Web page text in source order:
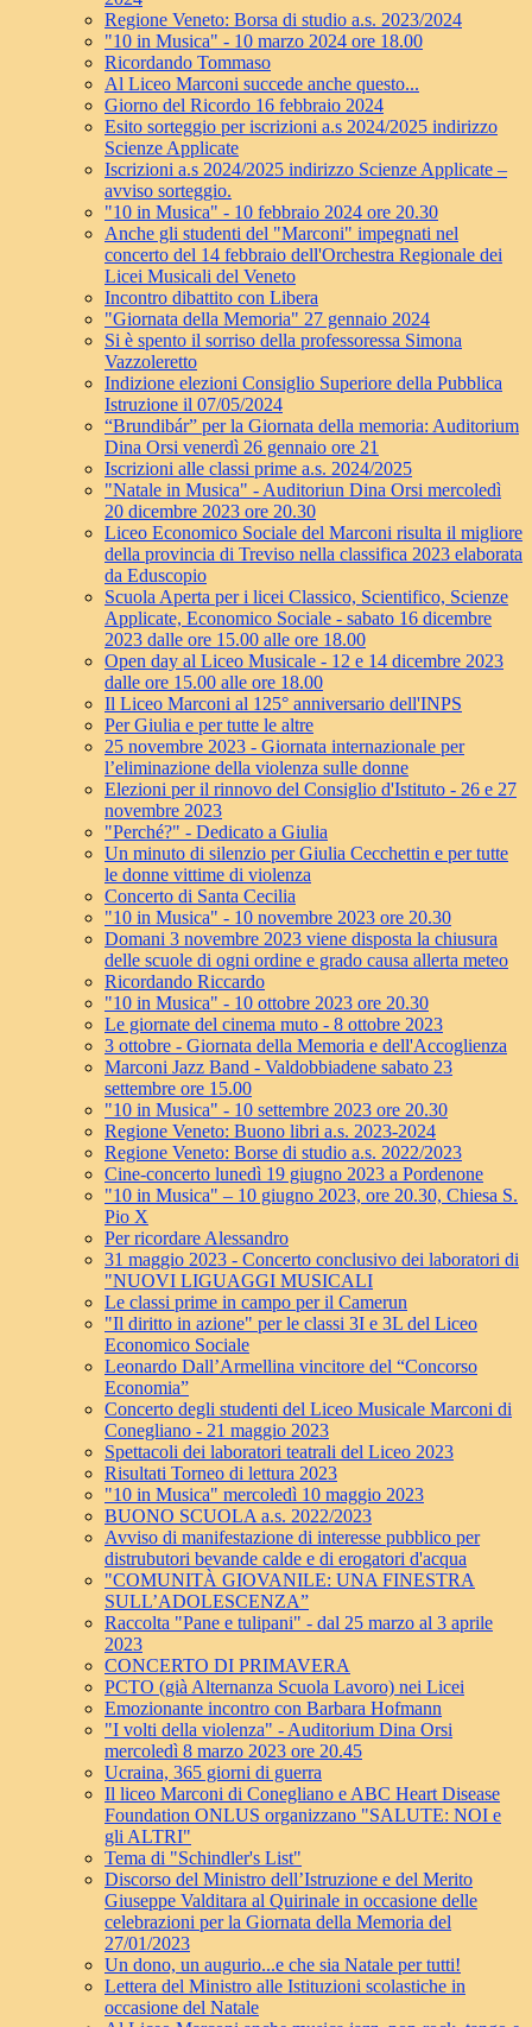
Regione Veneto: Borsa di studio a.s. 2023/2024
"10 in Musica" - 10 marzo 2024 ore 18.00
Ricordando Tommaso
Al Liceo Marconi succede anche questo...
Giorno del Ricordo 16 febbraio 2024
Esito sorteggio per iscrizioni a.s 2024/2025 indirizzo
Scienze Applicate
Iscrizioni a.s 2024/2025 indirizzo Scienze Applicate –
avviso sorteggio.
"10 in Musica" - 10 febbraio 2024 ore 20.30
Anche gli studenti del "Marconi" impegnati nel
concerto del 14 febbraio dell'Orchestra Regionale dei
Licei Musicali del Veneto
Incontro dibattito con Libera
"Giornata della Memoria" 27 gennaio 2024
Si è spento il sorriso della professoressa Simona
Vazzoleretto
Indizione elezioni Consiglio Superiore della Pubblica
Istruzione il 07/05/2024
“Brundibár” per la Giornata della memoria: Auditorium
Dina Orsi venerdì 26 gennaio ore 21
Iscrizioni alle classi prime a.s. 2024/2025
"Natale in Musica" - Auditoriun Dina Orsi mercoledì
20 dicembre 2023 ore 20.30
Liceo Economico Sociale del Marconi risulta il migliore
della provincia di Treviso nella classifica 2023 elaborata
da Eduscopio
Scuola Aperta per i licei Classico, Scientifico, Scienze
Applicate, Economico Sociale - sabato 16 dicembre
2023 dalle ore 15.00 alle ore 18.00
Open day al Liceo Musicale - 12 e 14 dicembre 2023
dalle ore 15.00 alle ore 18.00
Il Liceo Marconi al 125° anniversario dell'INPS
Per Giulia e per tutte le altre
25 novembre 2023 - Giornata internazionale per
l’eliminazione della violenza sulle donne
Elezioni per il rinnovo del Consiglio d'Istituto - 26 e 27
novembre 2023
"Perché?" - Dedicato a Giulia
Un minuto di silenzio per Giulia Cecchettin e per tutte
le donne vittime di violenza
Concerto di Santa Cecilia
"10 in Musica" - 10 novembre 2023 ore 20.30
Domani 3 novembre 2023 viene disposta la chiusura
delle scuole di ogni ordine e grado causa allerta meteo
Ricordando Riccardo
"10 in Musica" - 10 ottobre 2023 ore 20.30
Le giornate del cinema muto - 8 ottobre 2023
3 ottobre - Giornata della Memoria e dell'Accoglienza
Marconi Jazz Band - Valdobbiadene sabato 23
settembre ore 15.00
"10 in Musica" - 10 settembre 2023 ore 20.30
Regione Veneto: Buono libri a.s. 2023-2024
Regione Veneto: Borse di studio a.s. 2022/2023
Cine-concerto lunedì 19 giugno 2023 a Pordenone
"10 in Musica" – 10 giugno 2023, ore 20.30, Chiesa S.
Pio X
Per ricordare Alessandro
31 maggio 2023 - Concerto conclusivo dei laboratori di
"NUOVI LIGUAGGI MUSICALI
Le classi prime in campo per il Camerun
"Il diritto in azione" per le classi 3I e 3L del Liceo
Economico Sociale
Leonardo Dall’Armellina vincitore del “Concorso
Economia”
Concerto degli studenti del Liceo Musicale Marconi di
Conegliano - 21 maggio 2023
Spettacoli dei laboratori teatrali del Liceo 2023
Risultati Torneo di lettura 2023
"10 in Musica" mercoledì 10 maggio 2023
BUONO SCUOLA a.s. 2022/2023
Avviso di manifestazione di interesse pubblico per
distrubutori bevande calde e di erogatori d'acqua
"COMUNITÀ GIOVANILE: UNA FINESTRA
SULL’ADOLESCENZA”
Raccolta "Pane e tulipani" - dal 25 marzo al 3 aprile
2023
CONCERTO DI PRIMAVERA
PCTO (già Alternanza Scuola Lavoro) nei Licei
Emozionante incontro con Barbara Hofmann
"I volti della violenza" - Auditorium Dina Orsi
mercoledì 8 marzo 2023 ore 20.45
Ucraina, 365 giorni di guerra
Il liceo Marconi di Conegliano e ABC Heart Disease
Foundation ONLUS organizzano "SALUTE: NOI e
gli ALTRI"
Tema di "Schindler's List"
Discorso del Ministro dell’Istruzione e del Merito
Giuseppe Valditara al Quirinale in occasione delle
celebrazioni per la Giornata della Memoria del
27/01/2023
Un dono, un augurio...e che sia Natale per tutti!
Lettera del Ministro alle Istituzioni scolastiche in
occasione del Natale